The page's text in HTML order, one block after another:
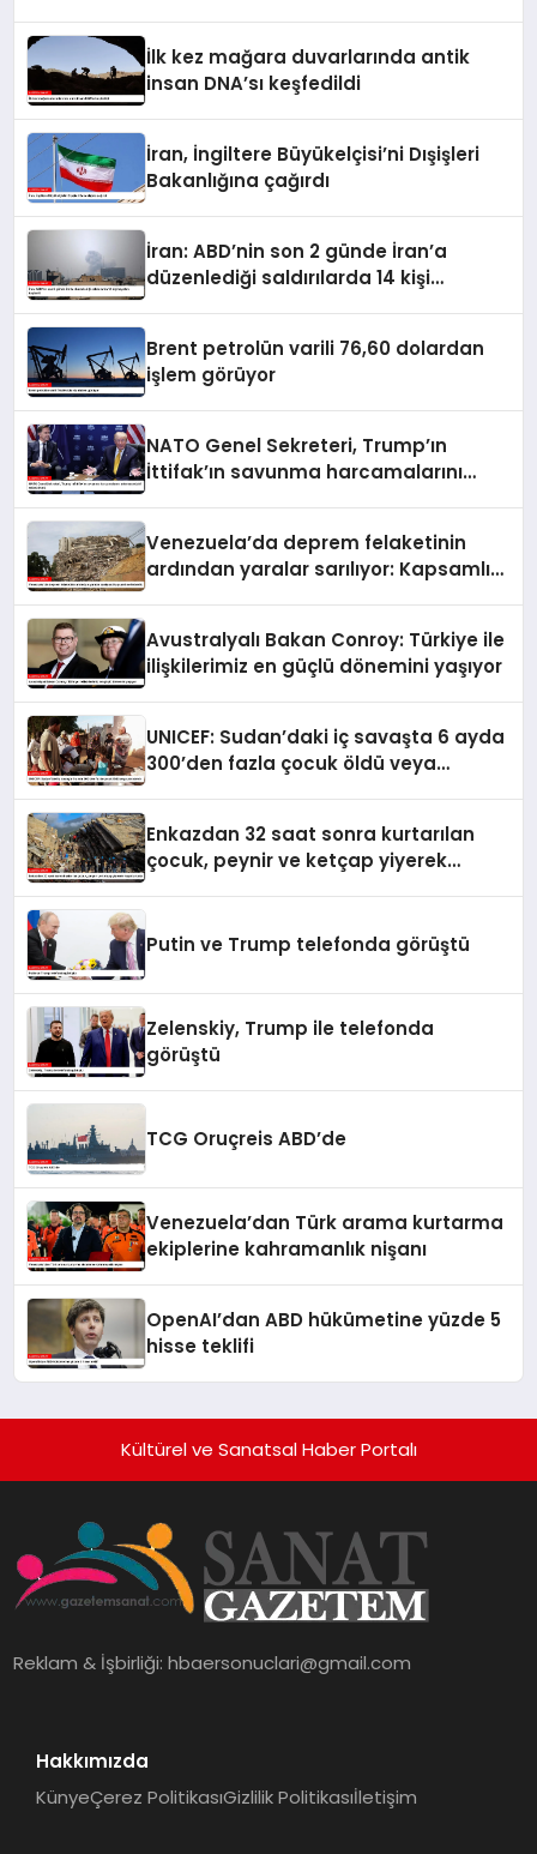
İlk kez mağara duvarlarında antik
insan DNA’sı keşfedildi
İran, İngiltere Büyükelçisi’ni Dışişleri
Bakanlığına çağırdı
İran: ABD’nin son 2 günde İran’a
düzenlediği saldırılarda 14 kişi
Brent petrolün varili 76,60 dolardan
işlem görüyor
NATO Genel Sekreteri, Trump’ın
İttifak’ın savunma harcamalarını
Venezuela’da deprem felaketinin
ardından yaralar sarılıyor: Kapsamlı
Avustralyalı Bakan Conroy: Türkiye ile
ilişkilerimiz en güçlü dönemini yaşıyor
UNICEF: Sudan’daki iç savaşta 6 ayda
300’den fazla çocuk öldü veya
Enkazdan 32 saat sonra kurtarılan
çocuk, peynir ve ketçap yiyerek
Putin ve Trump telefonda görüştü
Zelenskiy, Trump ile telefonda
görüştü
TCG Oruçreis ABD’de
Venezuela’dan Türk arama kurtarma
ekiplerine kahramanlık nişanı
OpenAI’dan ABD hükümetine yüzde 5
hisse teklifi
Kültürel ve Sanatsal Haber Portalı
Reklam & İşbirliği:hbaersonuclari@gmail.com
Hakkımızda
KünyeÇerez PolitikasıGizlilik Politikasıİletişim